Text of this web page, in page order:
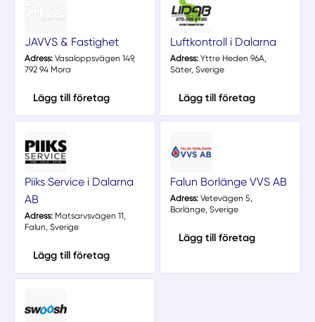
JAVVS & Fastighet
Adress:Vasaloppsvägen 149,
792 94 Mora
Lägg till företag
Luftkontroll i Dalarna
Adress:Yttre Heden 96A,
Säter, Sverige
Lägg till företag
Piiks Service i Dalarna
AB
Adress:Matsarvsvägen 11,
Falun, Sverige
Lägg till företag
Falun Borlänge VVS AB
Adress:Vetevägen 5,
Borlänge, Sverige
Lägg till företag